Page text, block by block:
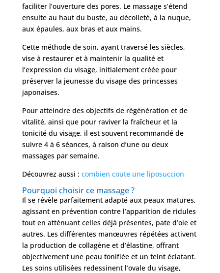
faciliter l’ouverture des pores. Le massage s’étend
ensuite au haut du buste, au décolleté, à la nuque,
aux épaules, aux bras et aux mains.
Cette méthode de soin, ayant traversé les siècles,
vise à restaurer et à maintenir la qualité et
l’expression du visage, initialement créée pour
préserver la jeunesse du visage des princesses
japonaises.
Pour atteindre des objectifs de régénération et de
vitalité, ainsi que pour raviver la fraîcheur et la
tonicité du visage, il est souvent recommandé de
suivre 4 à 6 séances, à raison d’une ou deux
massages par semaine.
Découvrez aussi : combien coute une liposuccion
Pourquoi choisir ce massage ?
Il se révèle parfaitement adapté aux peaux matures,
agissant en prévention contre l’apparition de ridules
tout en atténuant celles déjà présentes, pate d’oie et
autres. Les différentes manœuvres répétées activent
la production de collagène et d’élastine, offrant
objectivement une peau tonifiée et un teint éclatant.
Les soins utilisées redessinent l’ovale du visage,